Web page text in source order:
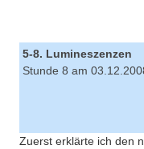
5-8. Lumineszenzen
Stunde 8 am
Zuerst erklärte ich den